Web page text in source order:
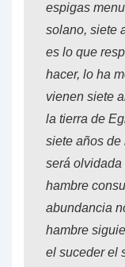
espigas
solano, siete
es lo que
hacer, lo ha
vienen siete
la tierra de
siete años de
será olvidada
hambre
abundancia
hambre
el suceder el